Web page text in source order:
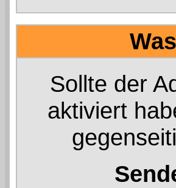
Sollte der
aktiviert